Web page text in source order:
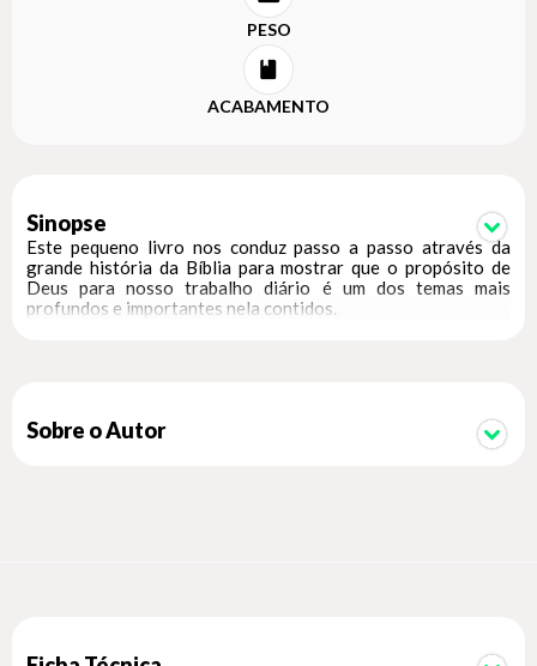
PESO
ACABAMENTO
Sinopse
Este pequeno livro nos conduz passo a passo através da
grande história da Bíblia para mostrar que o propósito de
Deus para nosso trabalho diário é um dos temas mais
profundos e importantes nela contidos.
Sobre o Autor